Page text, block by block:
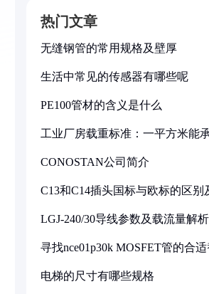
热门文章
无缝钢管的常用规格及壁厚
生活中常见的传感器有哪些呢
PE100管材的含义是什么
工业厂房载重标准：一平方米能
CONOSTAN公司简介
C13和C14插头国标与欧标的区别
LGJ-240/30导线参数及载流量解析
寻找nce01p30k MOSFET管的合
电梯的尺寸有哪些规格